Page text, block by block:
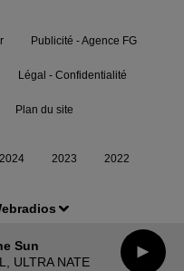
Sun
ULTRA NATE
Publicité - Agence FG
Légal - Confidentialité
Plan du site
2024 2023 2022